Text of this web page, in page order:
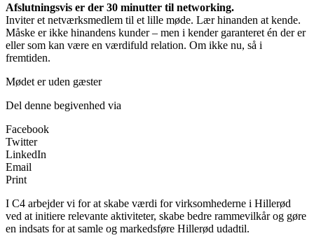
Afslutningsvis er der 30 minutter til networking.
Inviter et netværksmedlem til et lille møde. Lær hinanden at kende.
Måske er ikke hinandens kunder – men i kender garanteret én der er
eller som kan være en værdifuld relation. Om ikke nu, så i
fremtiden.
Mødet er uden gæster
Del denne begivenhed via
Facebook
Twitter
LinkedIn
Email
Print
I C4 arbejder vi for at skabe værdi for virksomhederne i Hillerød
ved at initiere relevante aktiviteter, skabe bedre rammevilkår og gøre
en indsats for at samle og markedsføre Hillerød udadtil.